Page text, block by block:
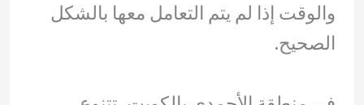
والوقت إذا لم يتم التعامل معها بالشكل
الصحيح.